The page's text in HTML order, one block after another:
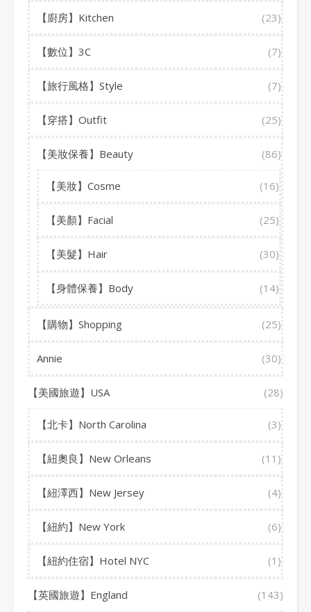
【廚房】Kitchen (23)
【數位】3C (7)
【旅行風格】Style (7)
【穿搭】Outfit (25)
【美妝保養】Beauty (86)
【美妝】Cosme (16)
【美顏】Facial (25)
【美髮】Hair (30)
【身體保養】Body (14)
【購物】Shopping (25)
Annie (30)
【美國旅遊】USA (28)
【北卡】North Carolina (3)
【紐奧良】New Orleans (11)
【紐澤西】New Jersey (4)
【紐約】New York (6)
【紐約住宿】Hotel NYC (1)
【英國旅遊】England (143)